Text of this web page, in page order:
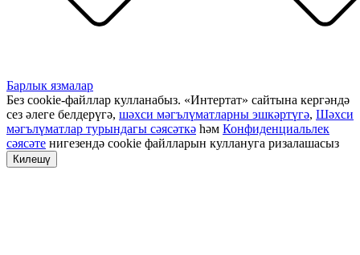
Барлык язмалар
Без cookie-файллар кулланабыз. «Интертат» сайтына кергәндә
сез әлеге белдерүгә, шәхси мәгълүматларны эшкәртүгә, Шәхси
мәгълүматлар турындагы сәясәткә һәм Конфиденциальлек
сәясәте нигезендә cookie файлларын куллануга ризалашасыз
Килешү